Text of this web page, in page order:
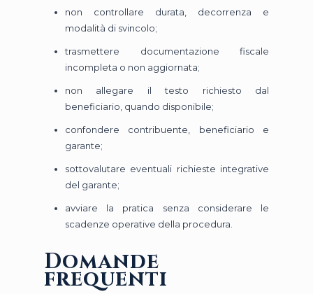
non controllare durata, decorrenza e
modalità di svincolo;
trasmettere documentazione fiscale
incompleta o non aggiornata;
non allegare il testo richiesto dal
beneficiario, quando disponibile;
confondere contribuente, beneficiario e
garante;
sottovalutare eventuali richieste integrative
del garante;
avviare la pratica senza considerare le
scadenze operative della procedura.
Domande
frequenti